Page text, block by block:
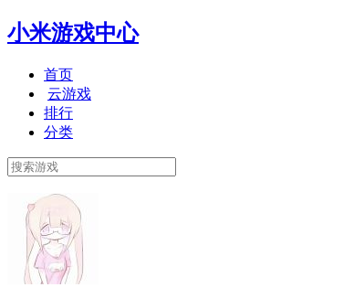
小米游戏中心
首页
云游戏
排行
分类